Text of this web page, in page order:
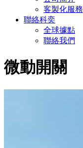
客製化服務
聯絡科奕
全球據點
聯絡我們
微動開關